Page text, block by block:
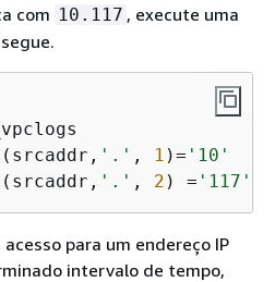
com 10.117 , execute uma
'.' , 1 )= '10'
'.' , 2 ) = '117'
para um endereço IP
intervalo de tempo,